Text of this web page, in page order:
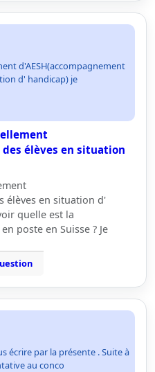
d'AESH(accompagnement
d' handicap) je
des élèves en situation
élèves en situation d'
quelle est la
poste en Suisse ? Je
écrire par la présente . Suite à
au conco